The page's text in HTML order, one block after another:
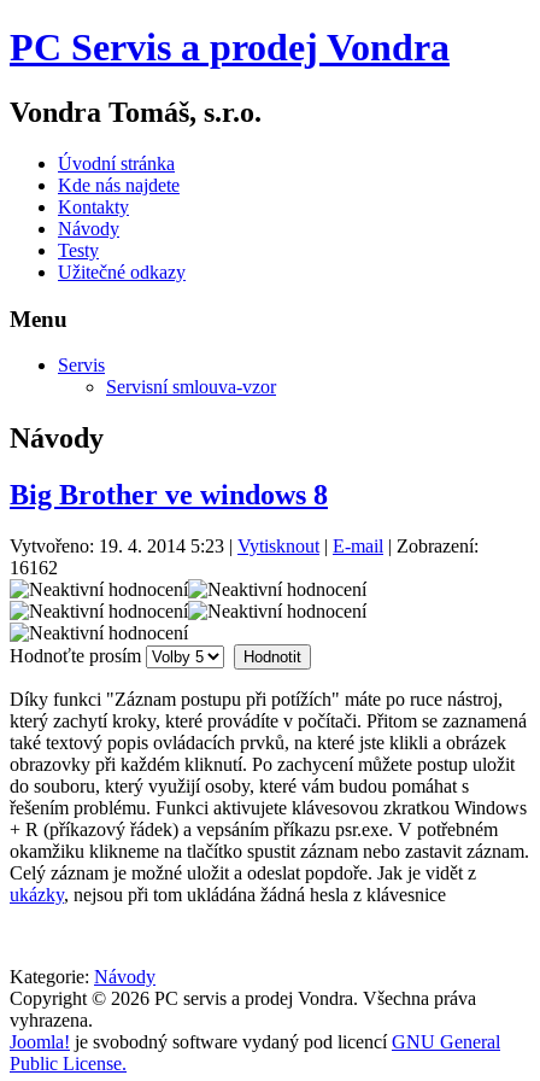
PC Servis a prodej Vondra
Vondra Tomáš, s.r.o.
Úvodní stránka
Kde nás najdete
Kontakty
Návody
Testy
Užitečné odkazy
Menu
Servis
Servisní smlouva-vzor
Návody
Big Brother ve windows 8
Vytvořeno: 19. 4. 2014 5:23 | Vytisknout | E-mail | Zobrazení:
16162
Hodnoťte prosím
Díky funkci "Záznam postupu při potížích" máte po ruce nástroj,
který zachytí kroky, které provádíte v počítači. Přitom se zaznamená
také textový popis ovládacích prvků, na které jste klikli a obrázek
obrazovky při každém kliknutí. Po zachycení můžete postup uložit
do souboru, který využijí osoby, které vám budou pomáhat s
řešením problému. Funkci aktivujete klávesovou zkratkou Windows
+ R (příkazový řádek) a vepsáním příkazu psr.exe. V potřebném
okamžiku klikneme na tlačítko spustit záznam nebo zastavit záznam.
Celý záznam je možné uložit a odeslat popdoře. Jak je vidět z
ukázky, nejsou při tom ukládána žádná hesla z klávesnice
Kategorie: Návody
Copyright © 2026 PC servis a prodej Vondra. Všechna práva
vyhrazena.
Joomla! je svobodný software vydaný pod licencíGNU General
Public License.